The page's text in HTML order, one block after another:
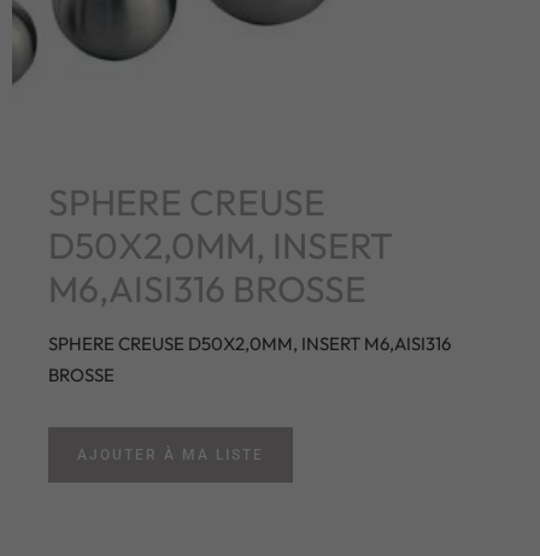
SPHERE CREUSE
D50X2,0MM, INSERT
M6,AISI316 BROSSE
SPHERE CREUSE D50X2,0MM, INSERT M6,AISI316
BROSSE
AJOUTER À MA LISTE